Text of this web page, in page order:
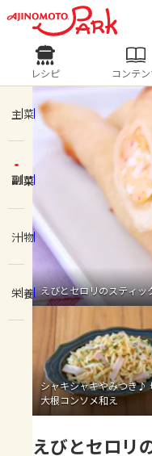
ログイン
ログイン
ホーム
コンテンツ
レシピ
トーク
よくあるお
お買い物
レシピ
人気の食材・レシピ
きゅうり なす
ピーマン
み
レシピ コンテ
主菜
副菜
汁物
栄養 えびとセロリのスティッ
シャキシャキやみつき♪
大根コンソメ和え
えびとセロリ